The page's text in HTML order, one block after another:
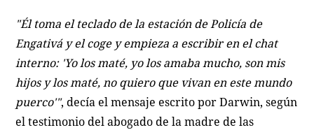
"Él toma el teclado de la estación de Policía de
Engativá y el coge y empieza a escribir en el chat
interno: 'Yo los maté, yo los amaba mucho, son mis
hijos y los maté, no quiero que vivan en este mundo
puerco'", decía el mensaje escrito por Darwin, según
el testimonio del abogado de la madre de las